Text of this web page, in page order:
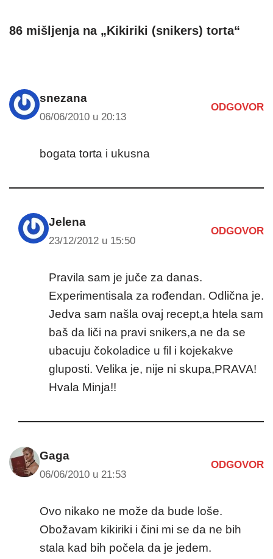
86 mišljenja na „Kikiriki (snikers) torta“
snezana
06/06/2010 u 20:13
ODGOVOR
bogata torta i ukusna
Jelena
23/12/2012 u 15:50
ODGOVOR
Pravila sam je juče za danas.
Experimentisala za rođendan. Odlična je.
Jedva sam našla ovaj recept,a htela sam
baš da liči na pravi snikers,a ne da se
ubacuju čokoladice u fil i kojekakve
gluposti. Velika je, nije ni skupa,PRAVA!
Hvala Minja!!
Gaga
06/06/2010 u 21:53
ODGOVOR
Ovo nikako ne može da bude loše.
Obožavam kikiriki i čini mi se da ne bih
stala kad bih počela da je jedem.